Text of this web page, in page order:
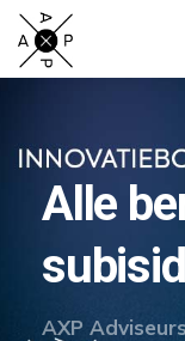
Alle
AXP Adviseurs